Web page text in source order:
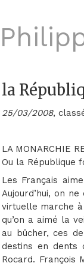
la
25/03/2008,
LA MONARCHIE
Ou la République
Les Français
Aujourd’hui, on
virtuelle marche
qu’on a aimé la
au bûcher, ces
destins en dents
Rocard. François